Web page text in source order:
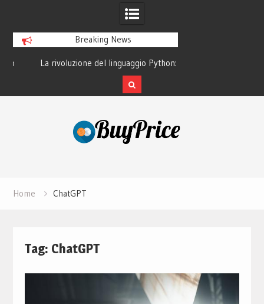
Breaking News
La rivoluzione del linguaggio Python:
perché tutti lo studiano
Home ChatGPT
Tag: ChatGPT